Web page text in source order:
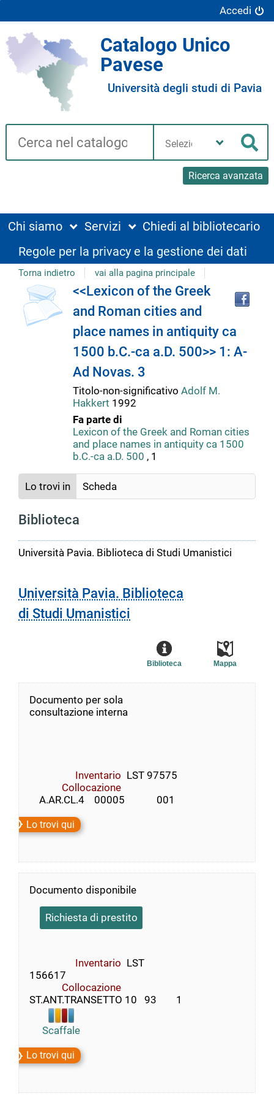
Accedi
Catalogo Unico
Pavese
Università degli studi di Pavia
Cerca su "Catalogo"
Ricerca avanzata
biblioteca
Chi siamo Servizi
Chiedi al bibliotecario
Regole per la privacy e la gestione dei dati
Torna indietro vai alla pagina principale
Dettaglio
del
documento
<<Lexicon of the Greek
and Roman cities and
place names in antiquity ca
1500 b.C.-ca a.D. 500>> 1: A-
Ad Novas. 3
Titolo-non-significativo Adolf M.
Hakkert 1992
Fa parte di
Lexicon of the Greek and Roman cities
and place names in antiquity ca 1500
b.C.-ca a.D. 500 , 1
Lo trovi in Scheda
Biblioteca
Università Pavia. Biblioteca di Studi Umanistici
Università Pavia. Biblioteca
di Studi Umanistici
Mappa
Biblioteca
Documento per sola
consultazione interna
Inventario LST 97575
Collocazione
    A.AR.CL.4    00005             001
Lo trovi qui
Documento disponibile
Richiesta di prestito
Inventario LST
156617
Collocazione
ST.ANT.TRANSETTO 10   93        1
Scaffale
Lo trovi qui